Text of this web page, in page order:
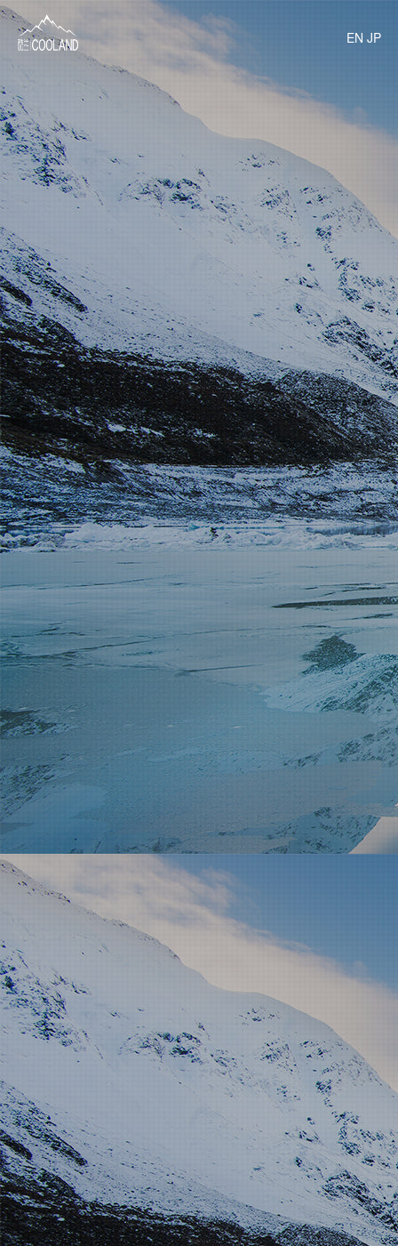
EN JP
关于酷兰
水源之地
饮水科普
常见问题
旗下产品
商务定制
新闻动态
招商加盟
联系我们
服务热线
137-7716-1718 （张先生）
新疆阿勒泰地区阿勒泰市团结南路186号